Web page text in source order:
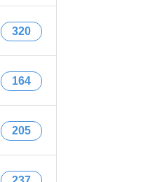
320
164
205